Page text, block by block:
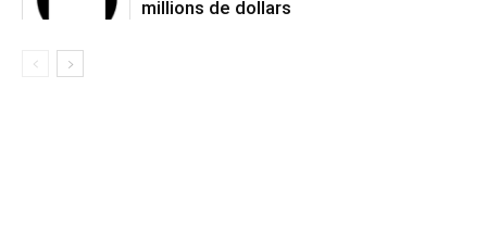
millions de dollars